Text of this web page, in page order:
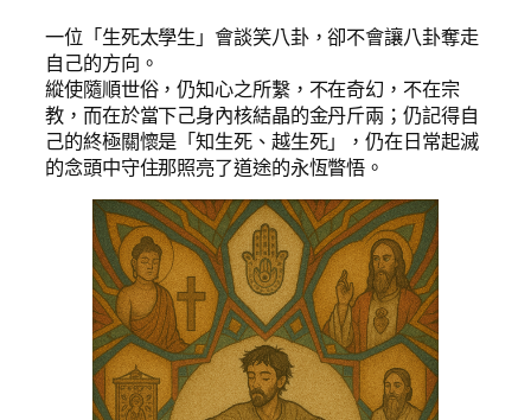
一位「生死太學生」會談笑八卦，卻不會讓八卦奪走
自己的方向。
縱使隨順世俗，仍知心之所繫，不在奇幻，不在宗
教，而在於當下己身內核結晶的金丹斤兩；仍記得自
己的終極關懷是「知生死、越生死」，仍在日常起滅
的念頭中守住那照亮了道途的永恆瞥悟。